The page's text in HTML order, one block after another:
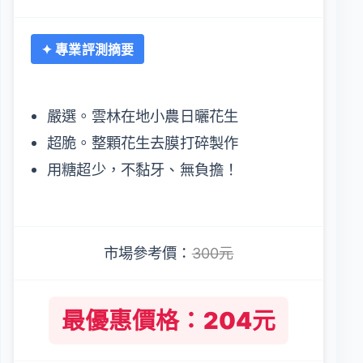
✦ 專業評測摘要
嚴選。雲林在地小農日曬花生
超脆。整顆花生去膜打碎製作
用糖超少，不黏牙、無負擔！
市場參考價：300元
最優惠價格：204元